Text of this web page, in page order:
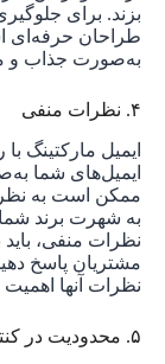
بزند. برای
طراحان حرفه‌ای
به‌صورت جذاب و
۴. نظرات منفی
ایمیل مارکتینگ
ایمیل‌های شما
ممکن است به
به شهرت برند
نظرات منفی،
مشتریان پاسخ
نظرات آنها
۵. محدودیت در کنترل محتوا